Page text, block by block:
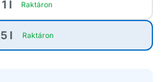
1 l Raktáron
5 l Raktáron